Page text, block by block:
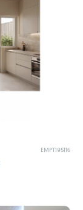
EMPT195116